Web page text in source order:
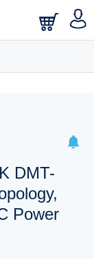
DMT-
Power